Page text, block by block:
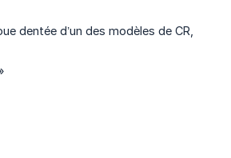
dentée d’un des modèles de CR,